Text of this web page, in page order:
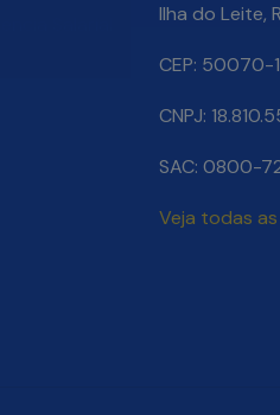
Ilha do Leite,
CEP: 50070-
CNPJ:
SAC: 0800-
Veja todas